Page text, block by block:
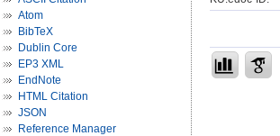
Atom
BibTeX
Dublin Core
EP3 XML
EndNote
HTML Citation
JSON
Reference Manager